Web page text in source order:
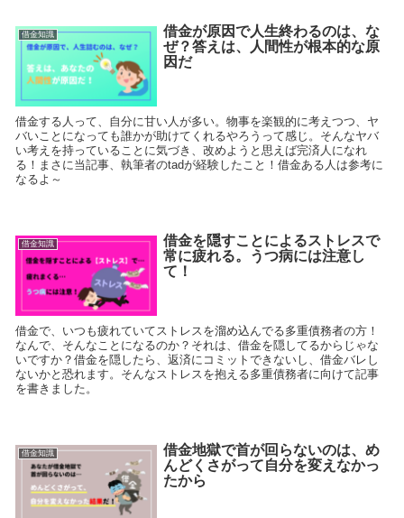
借金知識
借金が原因で人生終わるのは、な
ぜ？答えは、人間性が根本的な原
因だ
借金する人って、自分に甘い人が多い。物事を楽観的に考えつつ、ヤ
バいことになっても誰かが助けてくれるやろうって感じ。そんなヤバ
い考えを持っていることに気づき、改めようと思えば完済人になれ
る！まさに当記事、執筆者のtadが経験したこと！借金ある人は参考に
なるよ～
借金知識
借金を隠すことによるストレスで
常に疲れる。うつ病には注意し
て！
借金で、いつも疲れていてストレスを溜め込んでる多重債務者の方！
なんで、そんなことになるのか？それは、借金を隠してるからじゃな
いですか？借金を隠したら、返済にコミットできないし、借金バレし
ないかと恐れます。そんなストレスを抱える多重債務者に向けて記事
を書きました。
借金知識
借金地獄で首が回らないのは、め
んどくさがって自分を変えなかっ
たから